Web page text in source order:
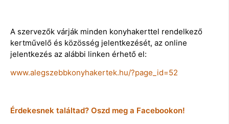
A szervezők várják minden konyhakerttel rendelkező
kertművelő és közösség jelentkezését, az online
jelentkezés az alábbi linken érhető el:
www.alegszebbkonyhakertek.hu/?page_id=52
Érdekesnek találtad? Oszd meg a Facebookon!